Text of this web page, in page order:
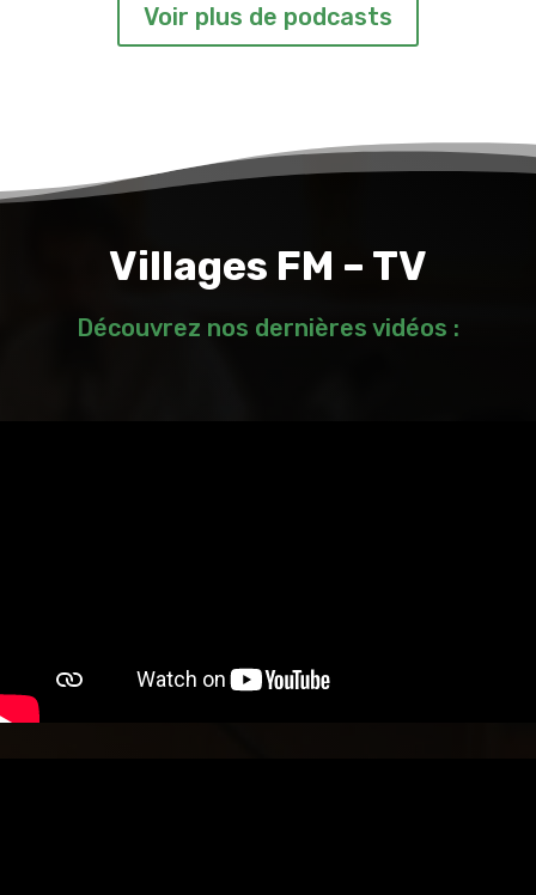
Voir plus de podcasts
Villages FM – TV
Découvrez nos dernières vidéos :